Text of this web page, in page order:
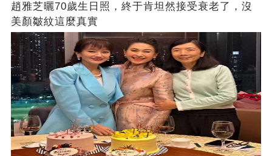
趙雅芝曬70歲生日照，終于肯坦然接受衰老了，沒
美顏皺紋這麼真實